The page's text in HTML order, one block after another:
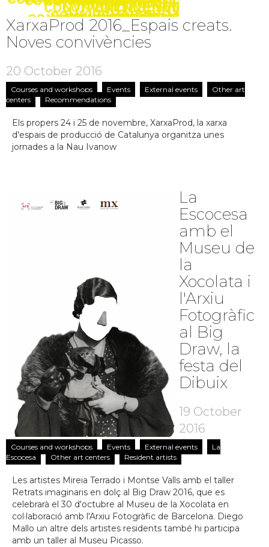
XarxaProd 2016_Espais creats.
Noves convivències
20 October 2016
Courses and workshops Events External events
Other art
centers
Recommendations
Els propers 24 i 25 de novembre, XarxaProd, la xarxa
d'espais de producció de Catalunya organitza unes
jornades a la Nau Ivanow
La
Escocesa
amb el
Museu de
la
Xocolata i
l'Arxiu
Fotogràfic
al Big
Draw, la
festa del
Dibuix
19 October
2016
Courses and workshops Events External events
La
Escocesa
Other art centers Resident artists
Les artistes Mireia Terrado i Montse Valls amb el taller
Retrats imaginaris en dolç al Big Draw 2016, que es
celebrarà el 30 d'octubre al Museu de la Xocolata en
col·laboració amb l'Arxiu Fotogràfic de Barcelona. Diego
Mallo un altre dels artistes residents també hi participa
amb un taller al Museu Picasso.